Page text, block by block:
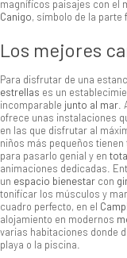
magníficos paisajes con el
Canigo, símbolo de la parte
Los mejores
Para disfrutar de una
estrellas es un
incomparable junto al mar
ofrece unas instalaciones
en las que disfrutar al
niños más pequeños
para pasarlo genial y en
animaciones dedicadas.
un espacio bienestar con
tonificar los músculos y
cuadro perfecto, en el
alojamiento en modernos
varias habitaciones donde
playa o la piscina.